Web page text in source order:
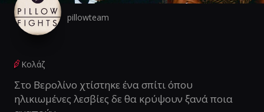
pillowteam
Κολάζ
Στο Βερολίνο χτίστηκε ένα σπίτι όπου
ηλικιωμένες λεσβίες δε θα κρύψουν ξανά ποια